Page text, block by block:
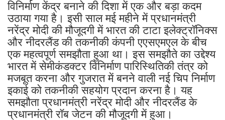
विनिर्माण केंद्र बनाने की दिशा में एक और बड़ा कदम
उठाया गया है। इसी साल मई महीने में प्रधानमंत्री
नरेंद्र मोदी की मौजूदगी में भारत की टाटा इलेक्ट्रॉनिक्स
और नीदरलैंड की तकनीकी कंपनी एएसएमएल के बीच
एक महत्वपूर्ण समझौता हुआ था। इस समझौते का उद्देश्य
भारत में सेमीकंडक्टर विनिर्माण पारिस्थितिकी तंत्र को
मजबूत करना और गुजरात में बनने वाली नई चिप निर्माण
इकाई को तकनीकी सहयोग प्रदान करना है। यह
समझौता प्रधानमंत्री नरेंद्र मोदी और नीदरलैंड के
प्रधानमंत्री रॉब जेटन की मौजूदगी में हुआ।